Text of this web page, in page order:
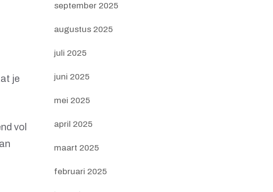
je
vol
september 2025
augustus 2025
juli 2025
juni 2025
mei 2025
april 2025
maart 2025
februari 2025